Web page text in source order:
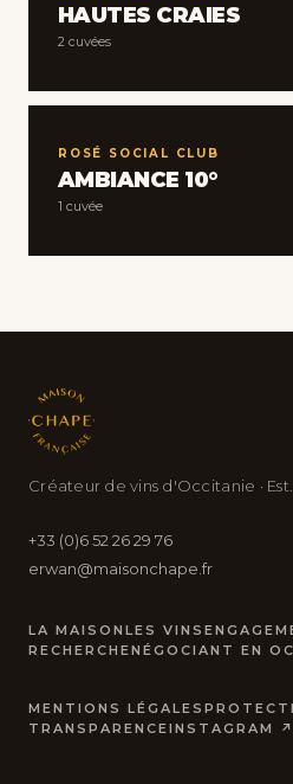
HAUTES CRAIES
2 cuvées
ROSÉ SOCIAL CLUB
AMBIANCE 10°
1 cuvée
Créateur de vins d'Occitanie ·
+33 (0)6 52 26 29 76
erwan@maisonchape.fr
LA MAISON LES VINS
RECHERCHENÉGOCIANT EN
MENTIONS LÉGALES
TRANSPARENCEINSTAGRAM ↗